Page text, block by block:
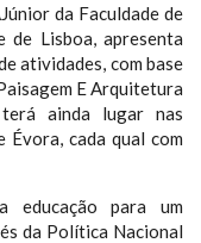
da Faculdade de
de Lisboa, apresenta
atividades, com base
E Arquitetura
ainda lugar nas
Évora, cada qual com
educação para um
da Política Nacional